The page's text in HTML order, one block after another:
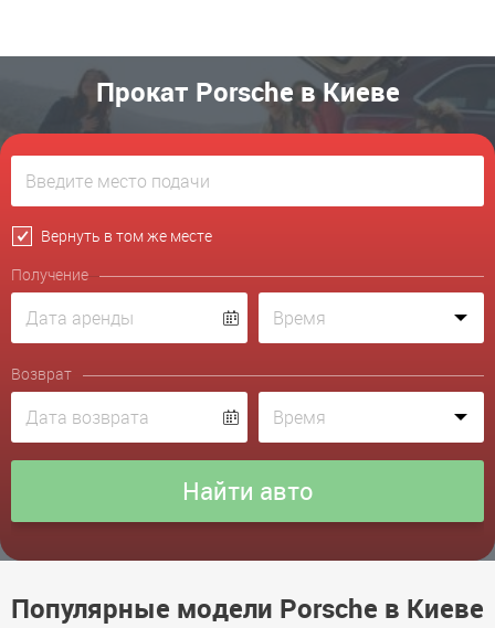
Прокат Porsche в Киеве
Вернуть в том же месте
Получение
Возврат
Популярные модели Porsche в Киеве